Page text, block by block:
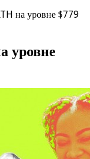
на уровне $779
уровне